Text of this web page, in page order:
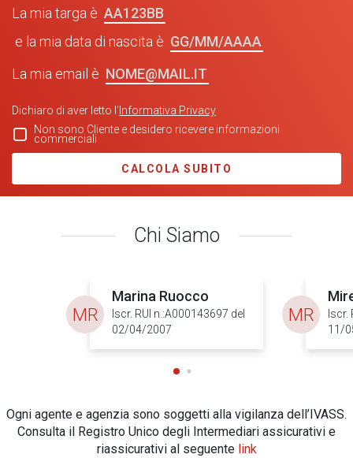
La mia targa è
AA123BB
e la mia data di nascita è
GG/MM/AAAA
La mia email è NOME@MAIL.IT
Dichiaro di aver letto l' Informativa Privacy
Non sono Cliente e desidero ricevere informazioni
commerciali
CALCOLA SUBITO
Chi Siamo
Marina Ruocco
Iscr. RUI n.:A000143697 del
02/04/2007
MR
Iscr.
11/
MR
Ogni agente e agenzia sono soggetti alla vigilanza dell’IVASS.
Consulta il Registro Unico degli Intermediari assicurativi e
riassicurativi al seguente link